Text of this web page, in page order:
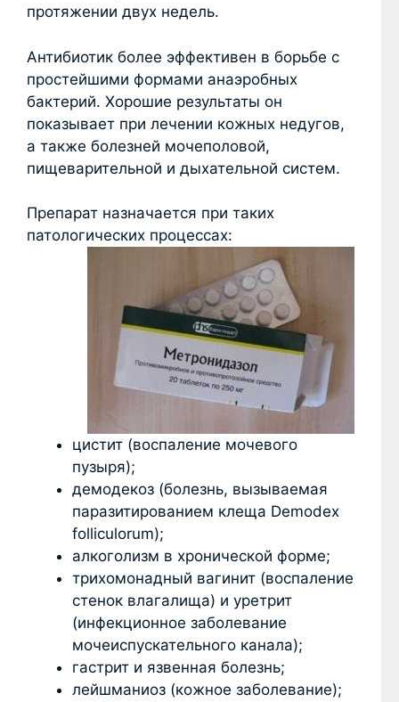
протяжении двух недель.
Антибиотик более эффективен в борьбе с
простейшими формами анаэробных
бактерий. Хорошие результаты он
показывает при лечении кожных недугов,
а также болезней мочеполовой,
пищеварительной и дыхательной систем.
Препарат назначается при таких
патологических процессах:
цистит (воспаление мочевого
пузыря);
демодекоз (болезнь, вызываемая
паразитированием клеща Demodex
folliculorum);
алкоголизм в хронической форме;
трихомонадный вагинит (воспаление
стенок влагалища) и уретрит
(инфекционное заболевание
мочеиспускательного канала);
гастрит и язвенная болезнь;
лейшманиоз (кожное заболевание);